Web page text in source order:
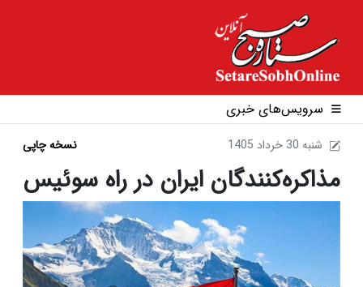
سرویس‌های خبری
1405 شنبه 30 خرداد نسخه چاپی
مذاکره‌کنندگان ایران در راه سوئیس